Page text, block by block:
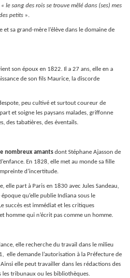
« le sang des rois se trouve mêlé dans (ses) mes
petits ».
sa grand-mère l’élève dans le domaine de
son époux en 1822. Il a 27 ans, elle en a
de son fils Maurice, la discorde
peu cultivé et surtout coureur de
et soigne les paysans malades, griffonne
des tabatières, des éventails.
nombreux amants dont Stéphane Ajasson de
En 1828, elle met au monde sa fille
d’incertitude.
elle part à Paris en 1830 avec Jules Sandeau,
qu’elle publie Indiana sous le
succès est immédiat et les critiques
homme qui n’écrit pas comme un homme.
elle recherche du travail dans le milieu
elle demande l’autorisation à la Préfecture de
elle peut travailler dans les rédactions des
les tribunaux ou les bibliothèques.